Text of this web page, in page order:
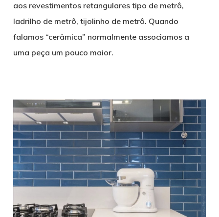
aos revestimentos retangulares tipo de metrô,
ladrilho de metrô, tijolinho de metrô. Quando
falamos “cerâmica” normalmente associamos a
uma peça um pouco maior.